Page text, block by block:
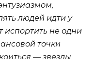
людей идти у
испортить не одни
точки
— звёзды